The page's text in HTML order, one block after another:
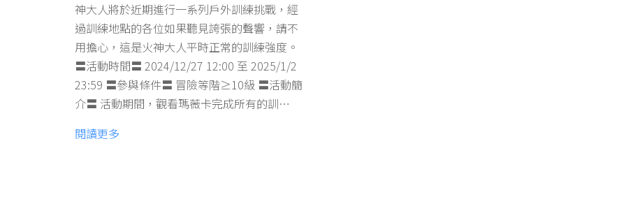
神大人將於近期進行一系列戶外訓練挑戰，經
過訓練地點的各位如果聽見誇張的聲響，請不
用擔心，這是火神大人平時正常的訓練強度。
〓活動時間〓 2024/12/27 12:00 至 2025/1/2
23:59 〓參與條件〓 冒險等階≥10級 〓活動簡
介〓 活動期間，觀看瑪薇卡完成所有的訓…
閱讀更多